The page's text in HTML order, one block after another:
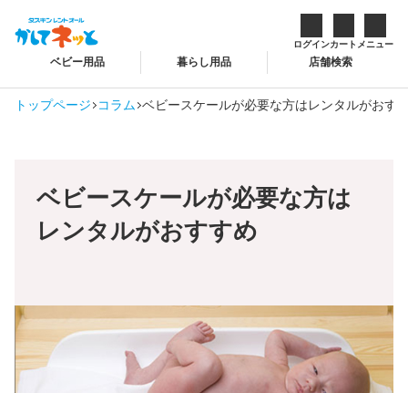
ログインカート メニュー
ベビー用品 暮らし用品 店舗検索
トップページ コラム ベビースケールが必要な方はレンタルがおす
ベビースケールが必要な方は
レンタルがおすすめ